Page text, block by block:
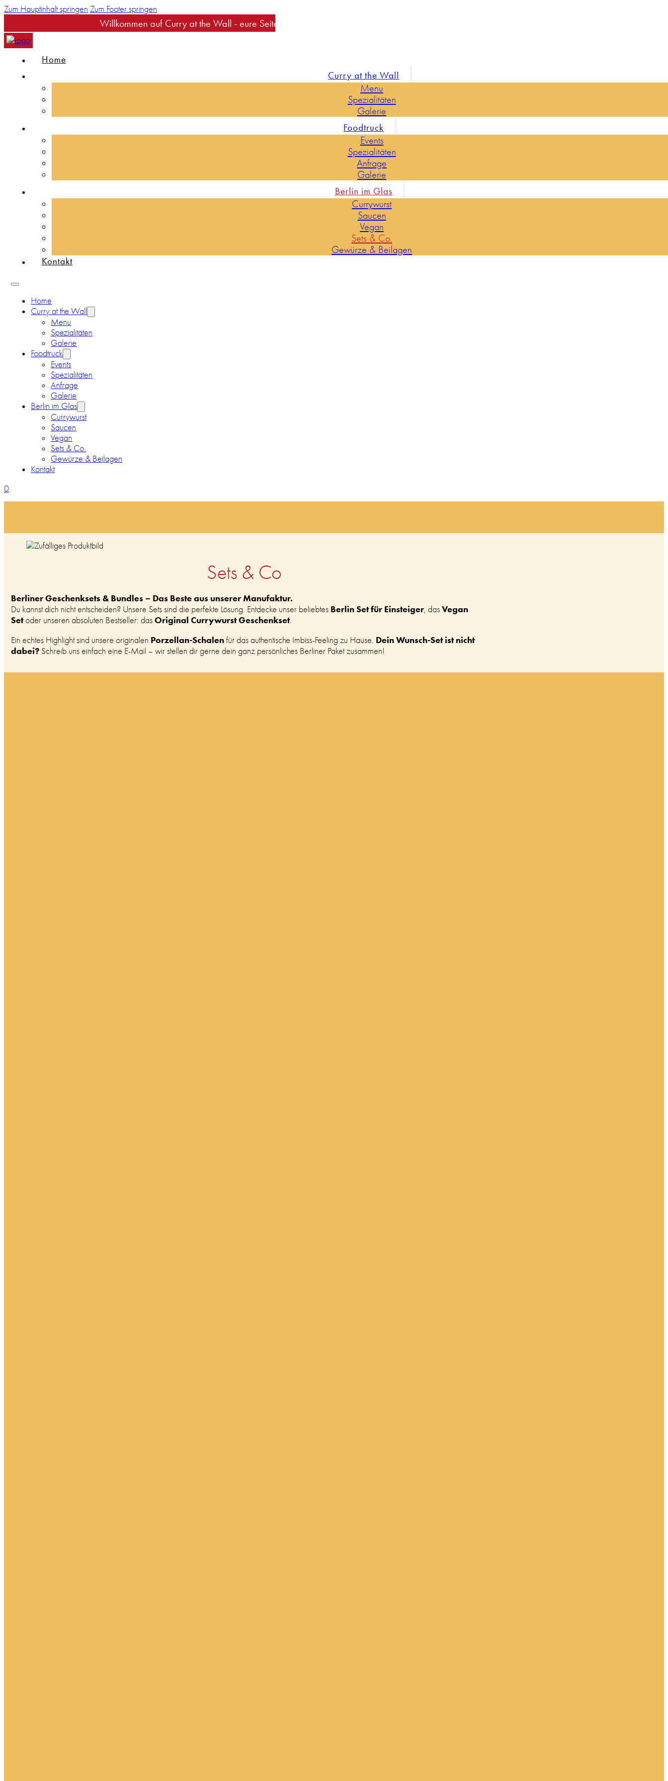
Zum Hauptinhalt springen Zum Footer springen
Willkommen auf Curry at the Wall - eure Seite rund um die Currywurst
Home
Curry at the Wall
Menu
Spezialitäten
Galerie
Foodtruck
Events
Spezialitäten
Anfrage
Galerie
Berlin im Glas
Currywurst
Saucen
Vegan
Sets & Co.
Gewürze & Beilagen
Kontakt
Home
Curry at the Wall
Menu
Spezialitäten
Galerie
Foodtruck
Events
Spezialitäten
Anfrage
Galerie
Berlin im Glas
Currywurst
Saucen
Vegan
Sets & Co.
Gewürze & Beilagen
Kontakt
0
Sets & Co
Berliner Geschenksets & Bundles – Das Beste aus unserer Manufaktur.
Du kannst dich nicht entscheiden? Unsere Sets sind die perfekte Lösung. Entdecke unser beliebtes Berlin Set für Einsteiger, dasVegan
Setoder unseren absoluten Bestseller: dasOriginal Currywurst Geschenkset.
Ein echtes Highlight sind unsere originalen Porzellan-Schalenfür das authentische Imbiss-Feeling zu Hause. Dein Wunsch-Set ist nicht
dabei? Schreib uns einfach eine E-Mail – wir stellen dir gerne dein ganz persönliches Berliner Paket zusammen!